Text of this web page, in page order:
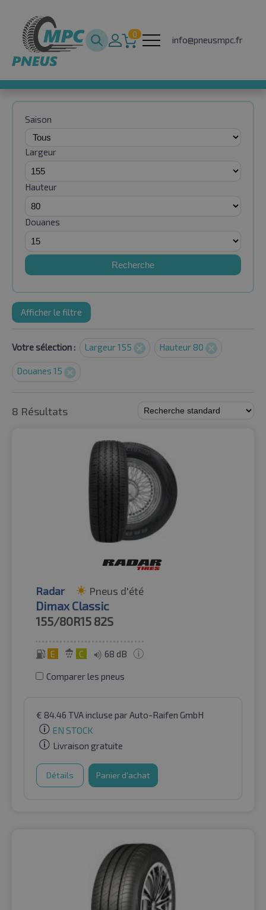
0
info@pneusmpc.fr
Saison
Largeur
Hauteur
Douanes
Recherche
Afficher le filtre
Votre sélection : Largeur 155 Hauteur 80
Douanes 15
8 Résultats
Radar Pneus d'été
Dimax Classic
155/80R15 82S
E C 68 dB
Comparer les pneus
€ 84.46 TVA incluse par Auto-Raifen GmbH
EN STOCK
Livraison gratuite
Détails Panier d'achat